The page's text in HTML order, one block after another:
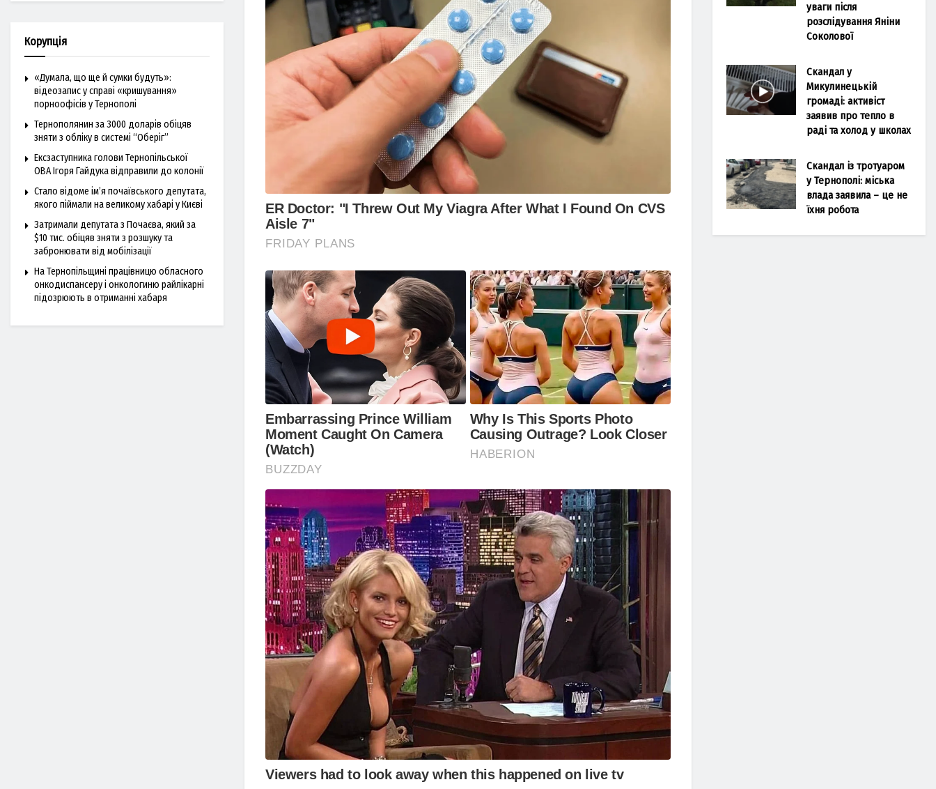
Корупція
«Думала, що ще й сумки будуть»:
відеозапис у справі «кришування»
порноофісів у Тернополі
Тернополянин за 3000 доларів обіцяв
зняти з обліку в системі “Оберіг”
Ексзаступника голови Тернопільської
ОВА Ігоря Гайдука відправили до колонії
Стало відоме ім’я почаївського депутата,
якого піймали на великому хабарі у Києві
Затримали депутата з Почаєва, який за
$10 тис. обіцяв зняти з розшуку та
забронювати від мобілізації
На Тернопільщині працівницю обласного
онкодиспансеру і онкологиню райлікарні
підозрюють в отриманні хабаря
уваги після
розслідування Яніни
Соколової
Скандал у
Микулинецькій
громаді: активіст
заявив про тепло в
раді та холод у школах
Скандал із тротуаром
у Тернополі: міська
влада заявила – це не
їхня робота